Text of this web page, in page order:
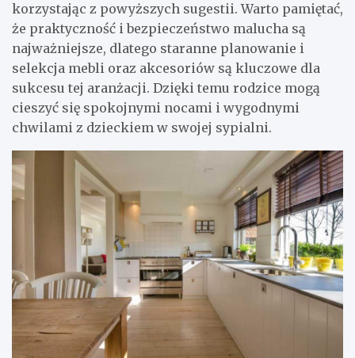
korzystając z powyższych sugestii. Warto pamiętać,
że praktyczność i bezpieczeństwo malucha są
najważniejsze, dlatego staranne planowanie i
selekcja mebli oraz akcesoriów są kluczowe dla
sukcesu tej aranżacji. Dzięki temu rodzice mogą
cieszyć się spokojnymi nocami i wygodnymi
chwilami z dzieckiem w swojej sypialni.